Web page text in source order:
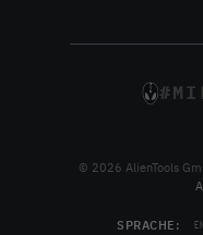
© 2026 AlienTools
SPRACHE: EN